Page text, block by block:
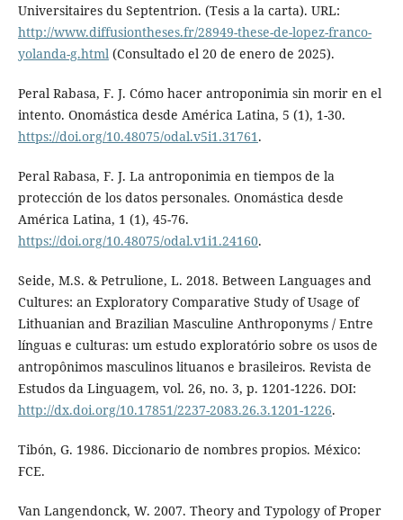
Universitaires du Septentrion. (Tesis a la carta). URL:
http://www.diffusiontheses.fr/28949-these-de-lopez-franco-
yolanda-g.html (Consultado el 20 de enero de 2025).
Peral Rabasa, F. J. Cómo hacer antroponimia sin morir en el
intento. Onomástica desde América Latina, 5 (1), 1-30.
https://doi.org/10.48075/odal.v5i1.31761 .
Peral Rabasa, F. J. La antroponimia en tiempos de la
protección de los datos personales. Onomástica desde
América Latina, 1 (1), 45-76.
https://doi.org/10.48075/odal.v1i1.24160.
Seide, M.S. & Petrulione, L. 2018. Between Languages and
Cultures: an Exploratory Comparative Study of Usage of
Lithuanian and Brazilian Masculine Anthroponyms / Entre
línguas e culturas: um estudo exploratório sobre os usos de
antropônimos masculinos lituanos e brasileiros. Revista de
Estudos da Linguagem, vol. 26, no. 3, p. 1201-1226. DOI:
http://dx.doi.org/10.17851/2237-2083.26.3.1201-1226.
Tibón, G. 1986. Diccionario de nombres propios. México:
FCE.
Van Langendonck, W. 2007. Theory and Typology of Proper